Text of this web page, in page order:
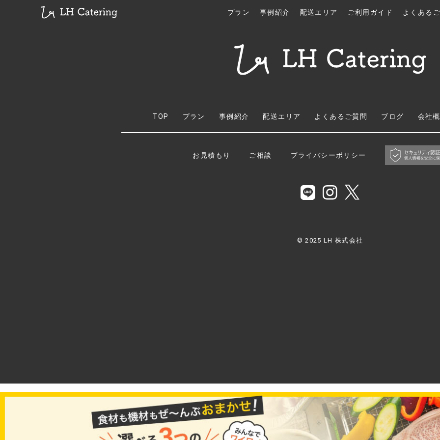
プラン 事例紹介 配送エリア ご利用ガイド よくある
TOP プラン 事例紹介 配送エリア よくあるご質問 ブログ 会社
お見積もり ご相談 プライバシーポリシー
© 2025 LH 株式会社